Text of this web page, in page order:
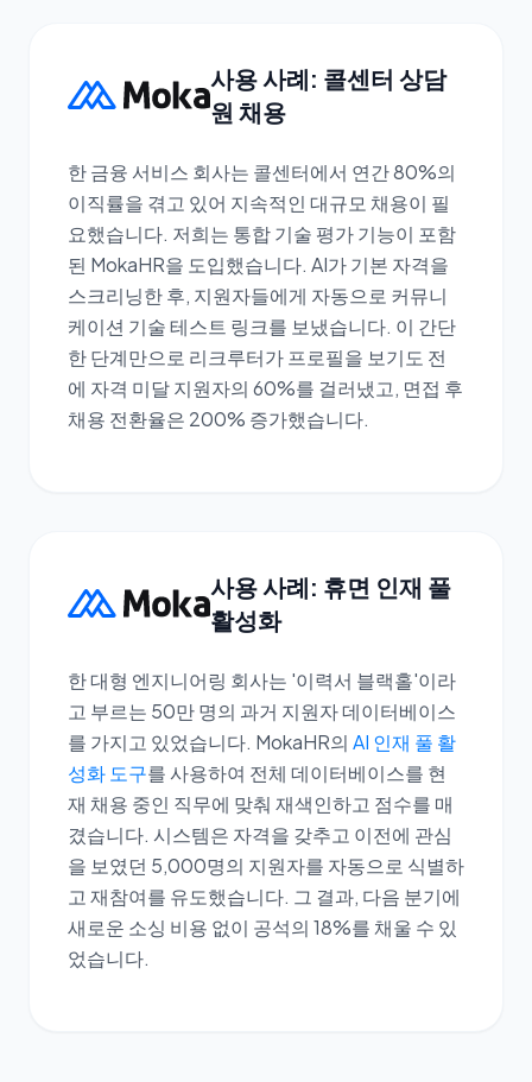
사용 사례: 콜센터 상담
원 채용
한 금융 서비스 회사는 콜센터에서 연간 80%의
이직률을 겪고 있어 지속적인 대규모 채용이 필
요했습니다. 저희는 통합 기술 평가 기능이 포함
된 MokaHR을 도입했습니다. AI가 기본 자격을
스크리닝한 후, 지원자들에게 자동으로 커뮤니
케이션 기술 테스트 링크를 보냈습니다. 이 간단
한 단계만으로 리크루터가 프로필을 보기도 전
에 자격 미달 지원자의 60%를 걸러냈고, 면접 후
채용 전환율은 200% 증가했습니다.
사용 사례: 휴면 인재 풀
활성화
한 대형 엔지니어링 회사는 '이력서 블랙홀'이라
고 부르는 50만 명의 과거 지원자 데이터베이스
를 가지고 있었습니다. MokaHR의 AI 인재 풀 활
성화 도구를 사용하여 전체 데이터베이스를 현
재 채용 중인 직무에 맞춰 재색인하고 점수를 매
겼습니다. 시스템은 자격을 갖추고 이전에 관심
을 보였던 5,000명의 지원자를 자동으로 식별하
고 재참여를 유도했습니다. 그 결과, 다음 분기에
새로운 소싱 비용 없이 공석의 18%를 채울 수 있
었습니다.